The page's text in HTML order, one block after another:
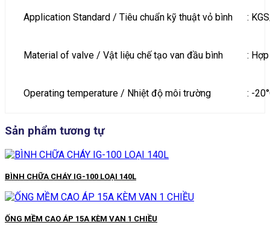
Application Standard / Tiêu chuẩn kỹ thuật vỏ bình :
Material of valve / Vật liệu chế tạo van đầu bình :
Operating temperature / Nhiệt độ môi trường : -
Sản phẩm tương tự
BÌNH CHỮA CHÁY IG-100 LOẠI 140L
ỐNG MỀM CAO ÁP 15A KÈM VAN 1 CHIỀU